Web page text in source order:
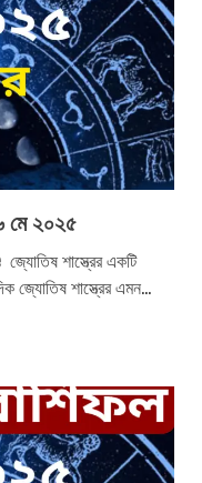
২০২৫
শাস্ত্রের একটি
জ্যোতিষ শাস্ত্রের এমন...